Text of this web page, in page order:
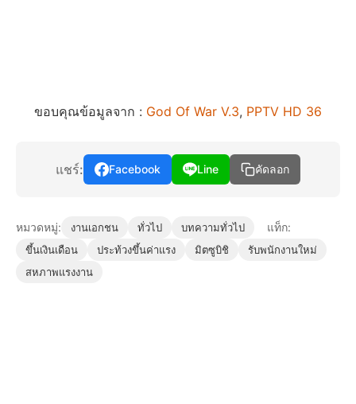
ขอบคุณข้อมูลจาก : God Of War V.3, PPTV HD 36
แชร์: Facebook Line คัดลอก
หมวดหมู่: งานเอกชน ทั่วไป บทความทั่วไป แท็ก:
ขึ้นเงินเดือน ประท้วงขึ้นค่าแรง มิตซูบิชิ
รับพนักงานใหม่
สหภาพแรงงาน